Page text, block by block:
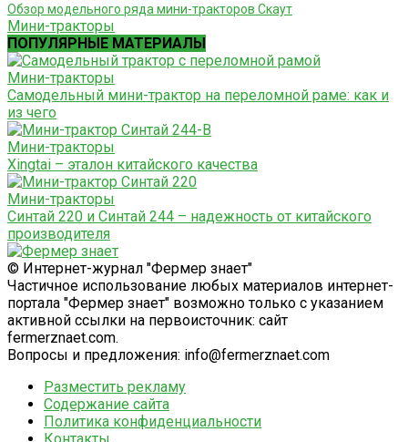
Обзор модельного ряда мини-тракторов Скаут
Мини-тракторы
ПОПУЛЯРНЫЕ МАТЕРИАЛЫ
Мини-тракторы
Самодельный мини-трактор на переломной раме: как и
из чего
Мини-тракторы
Xingtai – эталон китайского качества
Мини-тракторы
Синтай 220 и Синтай 244 – надежность от китайского
производителя
© Интернет-журнал "Фермер знает"
Частичное использование любых материалов интернет-
портала "Фермер знает" возможно только с указанием
активной ссылки на первоисточник: сайт
fermerznaet.com.
Вопросы и предложения: info@fermerznaet.com
Разместить рекламу
Содержание сайта
Политика конфиденциальности